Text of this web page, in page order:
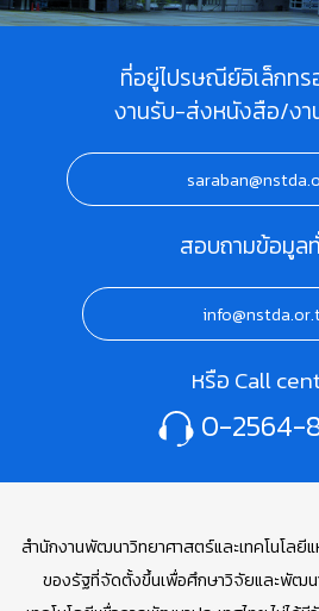
ที่อยู่ไปรษณีย์อิเล็กท
งานรับ-ส่งหนังสือ/ง
สอบถามข้อมูล
หรือ Call
0-2564-
สำนักงานพัฒนาวิทยาศาสตร์และเทคโนโลยี
ของรัฐที่จัดตั้งขึ้นเพื่อศึกษาวิจัยและพัฒน